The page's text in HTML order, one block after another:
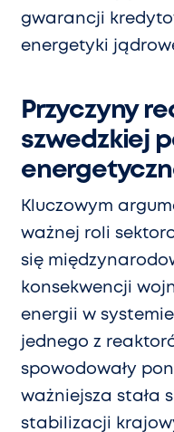
gwarancji
energetyki
Przyczyny
szwedzkiej
Kluczowym
ważnej roli
się
konsekwencji
energii w
jednego z
spowodowały
ważniejsza stała
stabilizacji